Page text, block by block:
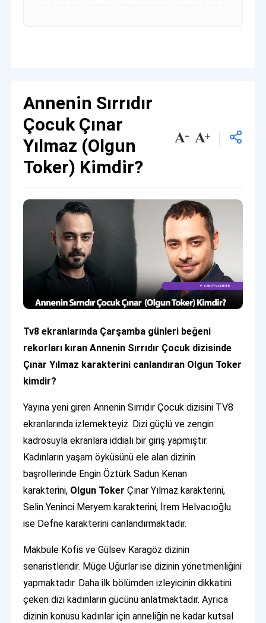
Annenin Sırrıdır
Çocuk Çınar
Yılmaz (Olgun
Toker) Kimdir?
Tv8 ekranlarında Çarşamba günleri beğeni
rekorları kıran Annenin Sırrıdır Çocuk dizisinde
Çınar Yılmaz karakterini canlandıran Olgun Toker
kimdir?
Yayına yeni giren Annenin Sırrıdır Çocuk dizisini TV8
ekranlarında izlemekteyiz. Dizi güçlü ve zengin
kadrosuyla ekranlara iddialı bir giriş yapmıştır.
Kadınların yaşam öyküsünü ele alan dizinin
başrollerinde Engin Öztürk Sadun Kenan
karakterini, Olgun Toker Çınar Yılmaz karakterini,
Selin Yeninci Meryem karakterini, İrem Helvacıoğlu
ise Defne karakterini canlandırmaktadır.
Makbule Kofis ve Gülsev Karagöz dizinin
senaristleridir. Müge Uğurlar ise dizinin yönetmenliğini
yapmaktadır. Daha ilk bölümden izleyicinin dikkatini
çeken dizi kadınların gücünü anlatmaktadır. Ayrıca
dizinin konusu kadınlar için anneliğin ne kadar kutsal